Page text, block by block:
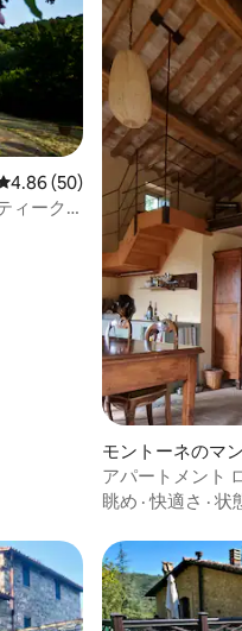
ビュー50件、5つ星中4.86
4.86 (50)
ィーク
モントーネのマ
ート
アパートメント
- モントーネ
眺め ·快適さ · 状